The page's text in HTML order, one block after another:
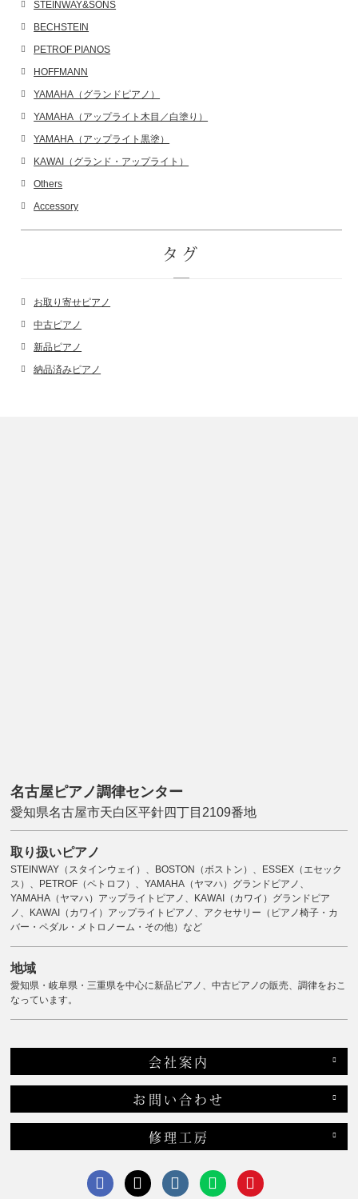
STEINWAY&SONS
BECHSTEIN
PETROF PIANOS
HOFFMANN
YAMAHA（グランドピアノ）
YAMAHA（アップライト木目／白塗り）
YAMAHA（アップライト黒塗）
KAWAI（グランド・アップライト）
Others
Accessory
タグ
お取り寄せピアノ
中古ピアノ
新品ピアノ
納品済みピアノ
名古屋ピアノ調律センター
愛知県名古屋市天白区平針四丁目2109番地
取り扱いピアノ
STEINWAY（スタインウェイ）、BOSTON（ボストン）、ESSEX（エセック
ス）、PETROF（ペトロフ）、YAMAHA（ヤマハ）グランドピアノ、
YAMAHA（ヤマハ）アップライトピアノ、KAWAI（カワイ）グランドピア
ノ、KAWAI（カワイ）アップライトピアノ、アクセサリー（ピアノ椅子・カ
バー・ペダル・メトロノーム・その他）など
地域
愛知県・岐阜県・三重県を中心に新品ピアノ、中古ピアノの販売、調律をおこ
なっています。
会社案内
お問い合わせ
修理工房